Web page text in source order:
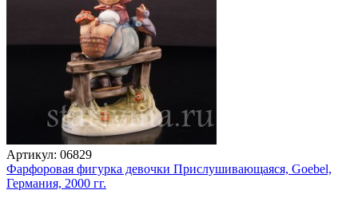
Артикул: 06829
Фарфоровая фигурка девочки Прислушивающаяся, Goebel,
Германия, 2000 гг.